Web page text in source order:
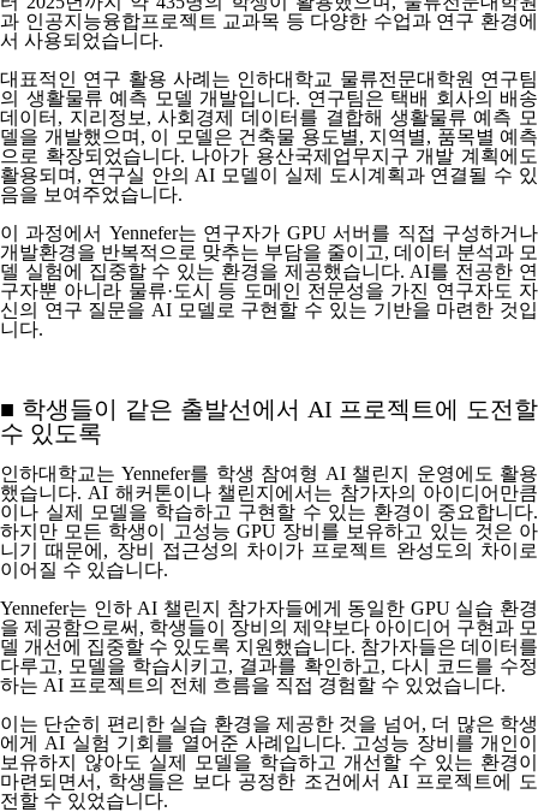
과 인공지능융합프로젝트 교과목 등 다양한 수업과 연구 환경에
서 사용되었습니다.
대표적인 연구 활용 사례는 인하대학교 물류전문대학원 연구팀
의 생활물류 예측 모델 개발입니다. 연구팀은 택배 회사의 배송
데이터, 지리정보, 사회경제 데이터를 결합해 생활물류 예측 모
델을 개발했으며, 이 모델은 건축물 용도별, 지역별, 품목별 예측
으로 확장되었습니다. 나아가 용산국제업무지구 개발 계획에도
활용되며, 연구실 안의 AI 모델이 실제 도시계획과 연결될 수 있
음을 보여주었습니다.
이 과정에서 Yennefer는 연구자가 GPU 서버를 직접 구성하거나
개발환경을 반복적으로 맞추는 부담을 줄이고, 데이터 분석과 모
델 실험에 집중할 수 있는 환경을 제공했습니다. AI를 전공한 연
구자뿐 아니라 물류·도시 등 도메인 전문성을 가진 연구자도 자
신의 연구 질문을 AI 모델로 구현할 수 있는 기반을 마련한 것입
니다.
■ 학생들이 같은 출발선에서 AI 프로젝트에 도전할
수 있도록
인하대학교는 Yennefer를 학생 참여형 AI 챌린지 운영에도 활용
했습니다. AI 해커톤이나 챌린지에서는 참가자의 아이디어만큼
이나 실제 모델을 학습하고 구현할 수 있는 환경이 중요합니다.
하지만 모든 학생이 고성능 GPU 장비를 보유하고 있는 것은 아
니기 때문에, 장비 접근성의 차이가 프로젝트 완성도의 차이로
이어질 수 있습니다.
Yennefer는 인하 AI 챌린지 참가자들에게 동일한 GPU 실습 환경
을 제공함으로써, 학생들이 장비의 제약보다 아이디어 구현과 모
델 개선에 집중할 수 있도록 지원했습니다. 참가자들은 데이터를
다루고, 모델을 학습시키고, 결과를 확인하고, 다시 코드를 수정
하는 AI 프로젝트의 전체 흐름을 직접 경험할 수 있었습니다.
이는 단순히 편리한 실습 환경을 제공한 것을 넘어, 더 많은 학생
에게 AI 실험 기회를 열어준 사례입니다. 고성능 장비를 개인이
보유하지 않아도 실제 모델을 학습하고 개선할 수 있는 환경이
마련되면서, 학생들은 보다 공정한 조건에서 AI 프로젝트에 도
전할 수 있었습니다.